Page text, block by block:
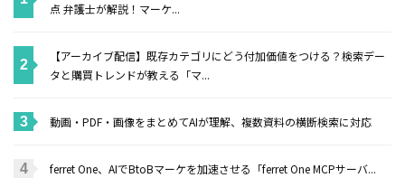
点 弁護士が解説！マーケ...
【アーカイブ配信】既存カテゴリにどう付加価値をつける？検索デー
タと購買トレンドが教える「マ...
動画・PDF・画像をまとめてAIが理解、複数資料の横断検索に対応
ferret One、AIでBtoBマーケを加速させる「ferret One MCPサーバ...